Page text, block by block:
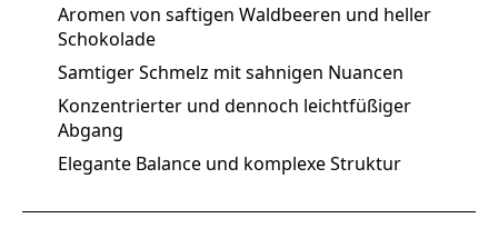
Aromen von saftigen Waldbeeren und heller
Schokolade
Samtiger Schmelz mit sahnigen Nuancen
Konzentrierter und dennoch leichtfüßiger
Abgang
Elegante Balance und komplexe Struktur